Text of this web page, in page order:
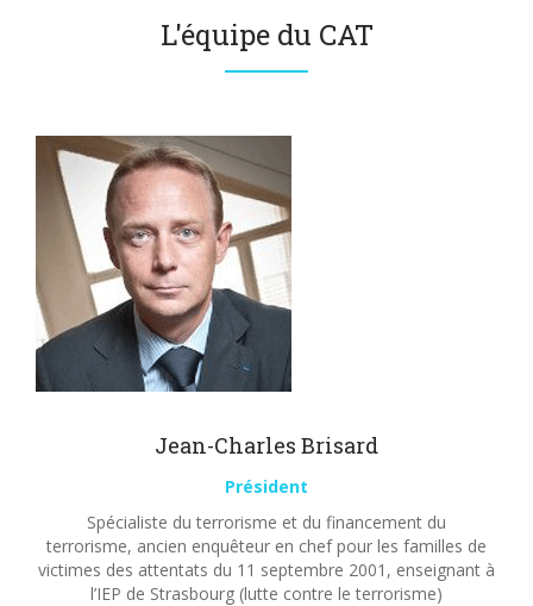
L'équipe du CAT
Jean-Charles Brisard
Président
Spécialiste du terrorisme et du financement du
terrorisme, ancien enquêteur en chef pour les familles de
victimes des attentats du 11 septembre 2001, enseignant à
l’IEP de Strasbourg (lutte contre le terrorisme)